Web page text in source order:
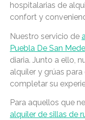
hospitalarias de
confort y
Nuestro servicio de
Puebla De San
diaria. Junto a ello,
alquiler y grúas
completar su
Para aquellos que
alquiler de sillas de